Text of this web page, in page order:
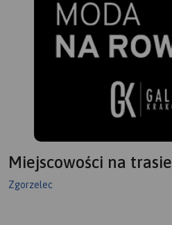
Miejscowości na trasie
Zgorzelec